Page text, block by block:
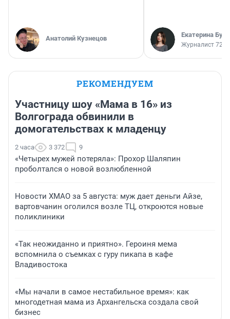
Анатолий Кузнецов Екатерина
Журналист
РЕКОМЕНДУЕМ
Участницу шоу «Мама в 16» из
Волгограда обвинили в
домогательствах к младенцу
2 часа 3 372 9
«Четырех мужей потеряла»: Прохор Шаляпин
проболтался о новой возлюбленной
Новости ХМАО за 5 августа: муж дает деньги Айзе,
вартовчанин оголился возле ТЦ, откроются новые
поликлиники
«Так неожиданно и приятно». Героиня мема
вспомнила о съемках с гуру пикапа в кафе
Владивостока
«Мы начали в самое нестабильное время»: как
многодетная мама из Архангельска создала свой
бизнес